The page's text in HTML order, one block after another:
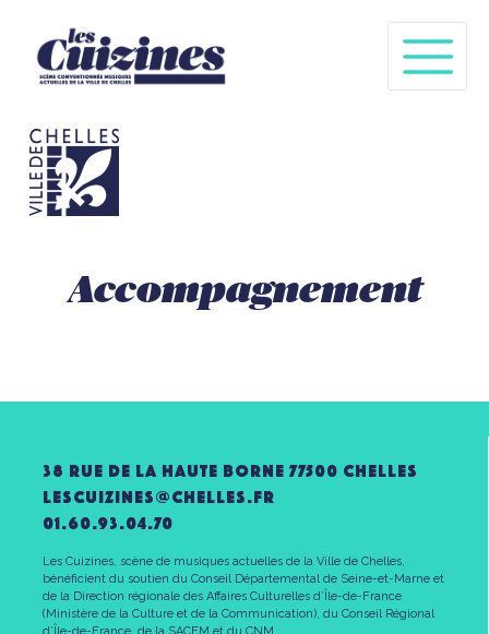
Accompagnement
38 rue de la haute borne 77500 chelles
lescuizines@CHELLES.FR
01.60.93.04.70
Les Cuizines, scène de musiques actuelles de la Ville de Chelles,
bénéficient du soutien du Conseil Départemental de Seine-et-Marne et
de la Direction régionale des Affaires Culturelles d’Île-de-France
(Ministère de la Culture et de la Communication), du Conseil Régional